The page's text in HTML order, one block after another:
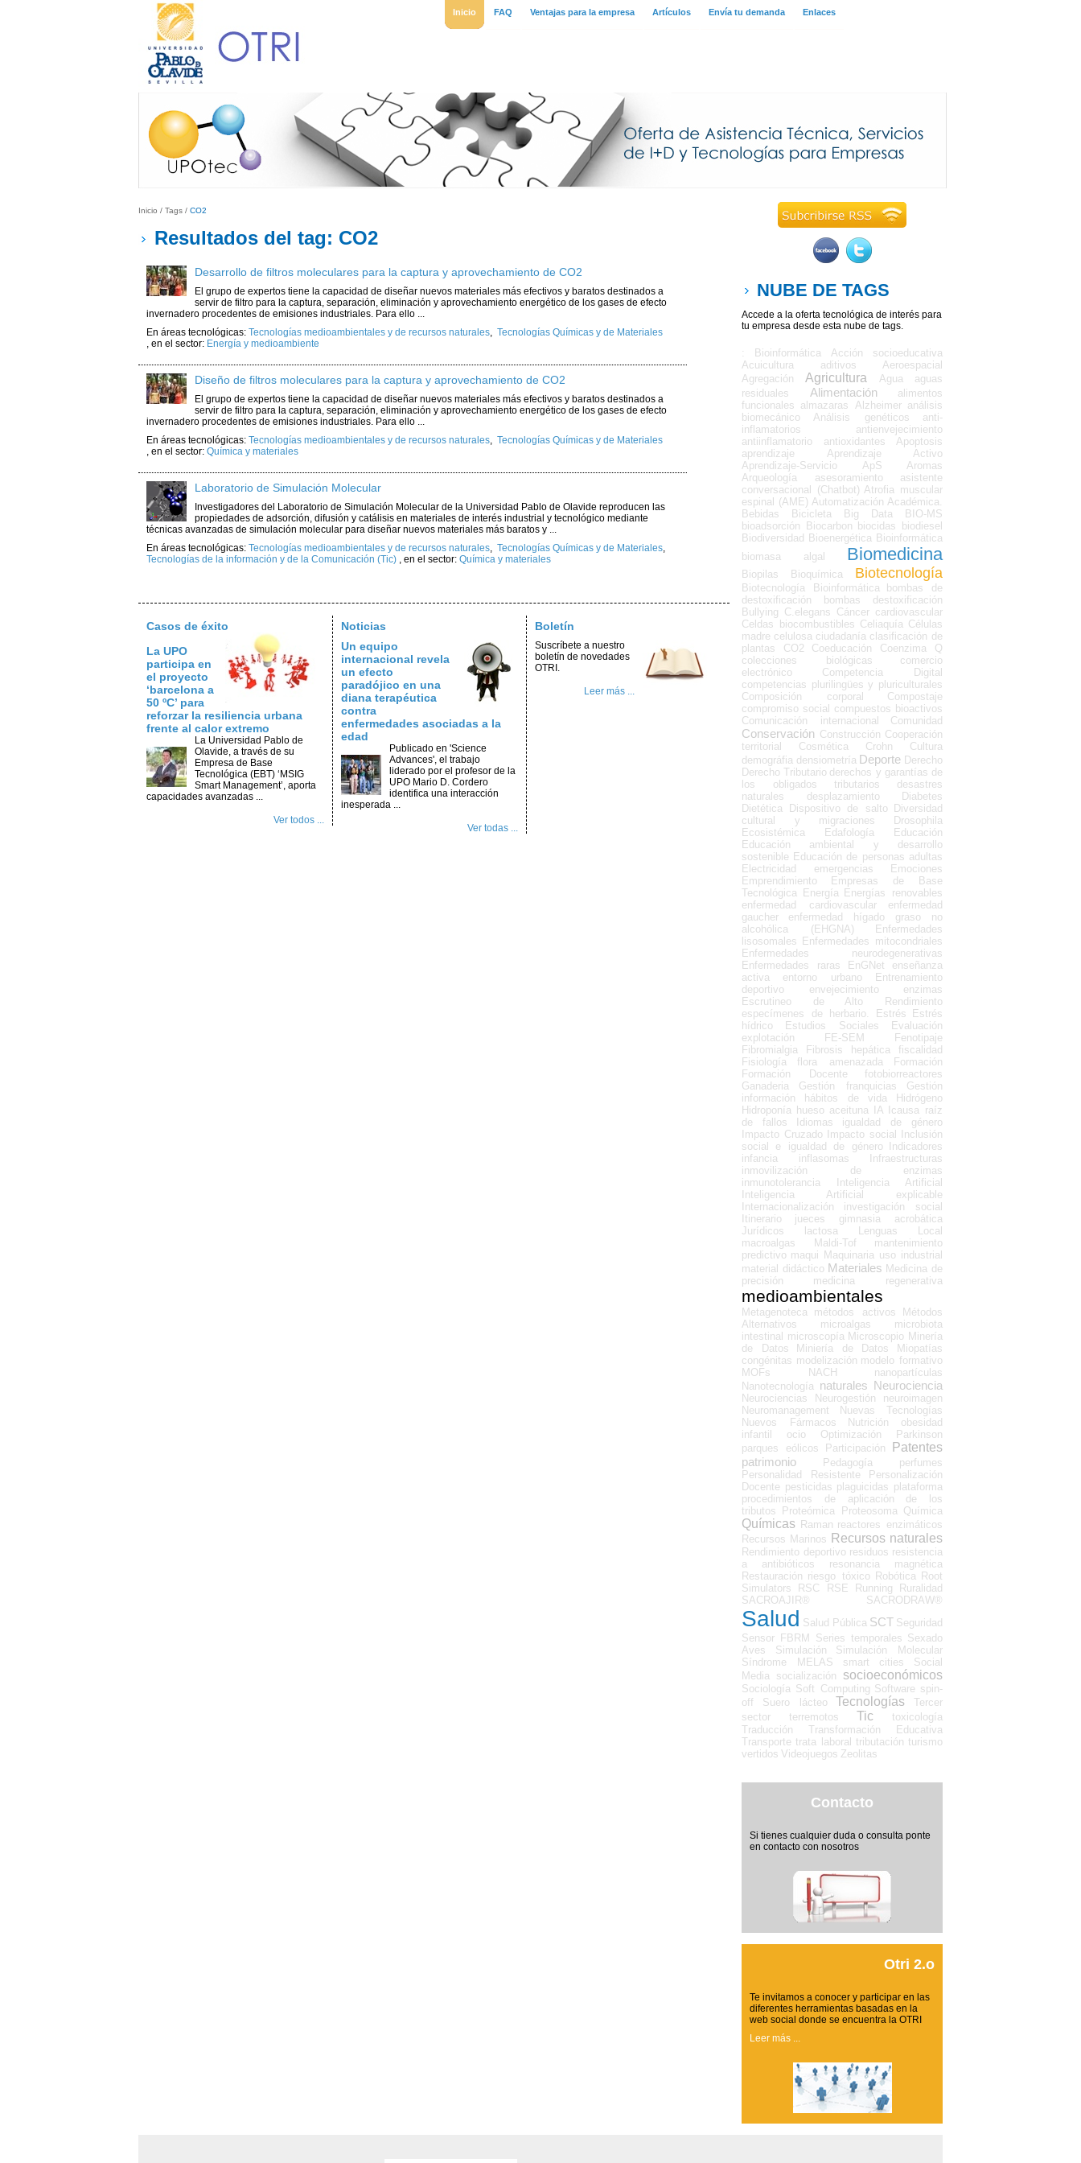
Inicio FAQ Ventajas para la empresa Artículos Envía tu demanda Enlaces
Inicio / Tags / CO2
Resultados del tag: CO2
Desarrollo de filtros moleculares para la captura y aprovechamiento de CO2
El grupo de expertos tiene la capacidad de diseñar nuevos materiales más efectivos y baratos destinados a
servir de filtro para la captura, separación, eliminación y aprovechamiento energético de los gases de efecto
invernadero procedentes de emisiones industriales. Para ello ...
En áreas tecnológicas: Tecnologías medioambientales y de recursos naturales, Tecnologías Químicas y de Materiales
, en el sector: Energía y medioambiente
Diseño de filtros moleculares para la captura y aprovechamiento de CO2
El grupo de expertos tiene la capacidad de diseñar nuevos materiales más efectivos y baratos destinados a
servir de filtro para la captura, separación, eliminación y aprovechamiento energético de los gases de efecto
invernadero procedentes de emisiones industriales. Para ello ...
En áreas tecnológicas: Tecnologías medioambientales y de recursos naturales, Tecnologías Químicas y de Materiales
, en el sector: Química y materiales
Laboratorio de Simulación Molecular
Investigadores del Laboratorio de Simulación Molecular de la Universidad Pablo de Olavide reproducen las
propiedades de adsorción, difusión y catálisis en materiales de interés industrial y tecnológico mediante
técnicas avanzadas de simulación molecular para diseñar nuevos materiales más baratos y ...
En áreas tecnológicas: Tecnologías medioambientales y de recursos naturales, Tecnologías Químicas y de Materiales,
Tecnologías de la información y de la Comunicación (Tic) , en el sector: Química y materiales
Casos de éxito
La UPO
participa en
el proyecto
‘barcelona a
50 ºC’ para
reforzar la resiliencia urbana
frente al calor extremo
La Universidad Pablo de
Olavide, a través de su
Empresa de Base
Tecnológica (EBT) ‘MSIG
Smart Management’, aporta
capacidades avanzadas ...
Ver todos ...
Noticias
Un equipo
internacional revela
un efecto
paradójico en una
diana terapéutica
contra
enfermedades asociadas a la
edad
Publicado en 'Science
Advances', el trabajo
liderado por el profesor de la
UPO Mario D. Cordero
identifica una interacción
inesperada ...
Ver todas ...
Boletín
Suscríbete a nuestro
boletín de novedades
OTRI.
Leer más ...
NUBE DE TAGS
Accede a la oferta tecnológica de interés para
tu empresa desde esta nube de tags.
: Bioinformática
Acción socioeducativa
Acuicultura
aditivos
Aeroespacial
Agregación
Agricultura Agua
aguas
residuales
Alimentación
alimentos
funcionales almazaras Alzheimer análisis
biomecánico
Análisis genéticos
anti-
inflamatorios
antienvejecimiento
antiinflamatorio
antioxidantes
Apoptosis
aprendizaje
Aprendizaje Activo
Aprendizaje-Servicio
ApS
Aromas
Arqueología
asesoramiento
asistente
conversacional (Chatbot) Atrofia muscular
espinal (AME) Automatización Académica.
Bebidas
Bicicleta Big Data
BIO-MS
bioadsorción
Biocarbon biocidas
biodiesel
Biodiversidad
Bioenergética Bioinformática
biomasa algal
Biomedicina
Biopilas Bioquímica Biotecnología
Biotecnología Bioinformática
bombas de
destoxificación
bombas destoxificación
Bullying C.elegans Cáncer cardiovascular
Celdas biocombustibles Celiaquía Células
madre celulosa ciudadanía clasificación de
plantas
CO2 Coeducación
Coenzima Q
colecciones biológicas
comercio
electrónico
Competencia Digital
competencias plurilingües y pluriculturales
Composición corporal
Compostaje
compromiso social compuestos bioactivos
Comunicación internacional
Comunidad
Conservación Construcción Cooperación
territorial
Cosmética Crohn
Cultura
demográfia densiometría Deporte Derecho
Derecho Tributario derechos y garantías de
los obligados tributarios
desastres
naturales
desplazamiento
Diabetes
Dietética
Dispositivo de salto
Diversidad
cultural y migraciones
Drosophila
Ecosistémica
Edafología
Educación
Educación ambiental y desarrollo
sostenible Educación de personas adultas
Electricidad
emergencias
Emociones
Emprendimiento
Empresas de Base
Tecnológica Energía Energías renovables
enfermedad cardiovascular
enfermedad
gaucher
enfermedad hígado graso no
alcohólica (EHGNA)
Enfermedades
lisosomales Enfermedades mitocondriales
Enfermedades neurodegenerativas
Enfermedades raras
EnGNet
enseñanza
activa
entorno urbano
Entrenamiento
deportivo
envejecimiento
enzimas
Escrutineo de Alto Rendimiento
especímenes de herbario.
Estrés
Estrés
hídrico
Estudios Sociales
Evaluación
explotación
FE-SEM
Fenotipaje
Fibromialgia
Fibrosis hepática
fiscalidad
Fisiología
flora amenazada
Formación
Formación Docente
fotobiorreactores
Ganaderia
Gestión franquicias
Gestión
información
hábitos de vida
Hidrógeno
Hidroponía hueso aceituna IA
Icausa raíz
de fallos
Idiomas
igualdad de género
Impacto Cruzado
Impacto social
Inclusión
social e igualdad de género
Indicadores
infancia
inflasomas
Infraestructuras
inmovilización de enzimas
inmunotolerancia
Inteligencia Artificial
Inteligencia Artificial explicable
Internacionalización
investigación social
Itinerario
jueces gimnasia acrobática
Jurídicos
lactosa Lenguas
Local
macroalgas
Maldi-Tof
mantenimiento
predictivo maqui Maquinaria uso industrial
material didáctico Materiales Medicina de
precisión
medicina regenerativa
medioambientales
Metagenoteca métodos activos
Métodos
Alternativos
microalgas
microbiota
intestinal microscopía Microscopio Minería
de Datos
Miniería de Datos
Miopatías
congénitas modelización modelo formativo
MOFs
NACH
nanopartículas
Nanotecnología naturales Neurociencia
Neurociencias Neurogestión
neuroimagen
Neuromanagement
Nuevas Tecnologías
Nuevos Fármacos
Nutrición
obesidad
infantil
ocio Optimización
Parkinson
parques eólicos
Participación
Patentes
patrimonio
Pedagogía
perfumes
Personalidad Resistente
Personalización
Docente pesticidas plaguicidas plataforma
procedimientos de aplicación de los
tributos
Proteómica Proteosoma Química
Químicas Raman reactores enzimáticos
Recursos Marinos Recursos naturales
Rendimiento deportivo residuos resistencia
a antibióticos
resonancia magnética
Restauración riesgo tóxico Robótica Root
Simulators
RSC RSE Running
Ruralidad
SACROAJIR®
SACRODRAW®
Salud Salud Pública SCT Seguridad
Sensor FBRM
Series temporales Sexado
Aves
Simulación
Simulación Molecular
Síndrome MELAS
smart cities
Social
Media socialización socioeconómicos
Sociología Soft Computing Software spin-
off
Suero lácteo Tecnologías
Tercer
sector
terremotos Tic
toxicología
Traducción
Transformación Educativa
Transporte trata laboral tributación turismo
vertidos Videojuegos Zeolitas
Contacto
Si tienes cualquier duda o consulta ponte
en contacto con nosotros
Otri 2.o
Te invitamos a conocer y participar en las
diferentes herramientas basadas en la
web social donde se encuentra la OTRI
Leer más ...